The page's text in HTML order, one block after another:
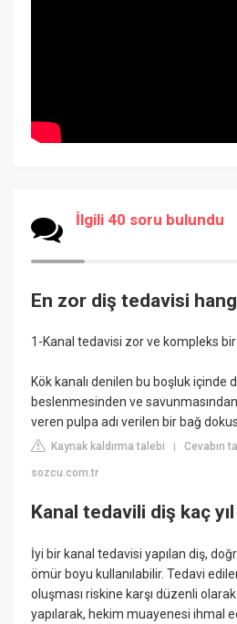
İlgili 40 soru bulundu
En zor diş tedavisi
1-Kanal tedavisi zor ve kompleks
Kök kanalı denilen bu boşluk içinde
beslenmesinden ve
veren pulpa adı verilen bir bağ
Kaynak kaldırma talebi |Cevabın
sozcu.com.tr
Kanal tedavili diş kaç yıl
İyi bir kanal tedavisi yapılan diş,
ömür boyu kullanılabilir. Tedavi
oluşması riskine karşı düzenli olarak
yapılarak, hekim muayenesi ihmal